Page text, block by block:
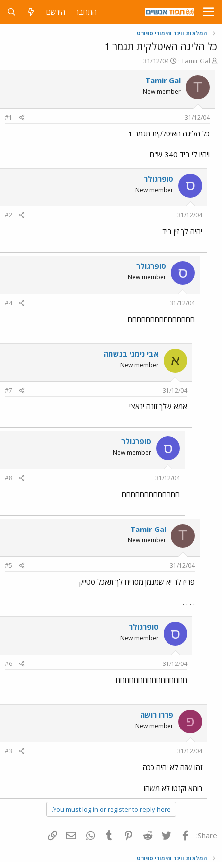
התחבר הירשם
המלצות ווינר והימורי ספורט
כל הליגה האיטלקית תגמר 1
פ
ו
ת
ח
ה
ש
א
Tamir Gal
פ
ו
ר
ם
ר
31/12/04
T
Tamir Gal
New member
31/12/04
#1
כל הליגה האיטלקית תגמר 1
ויהיו לי ביד 340 ש"ח
ס סופרגולר
New member
31/12/04
#2
יהיה לך זין ביד
ס סופרגולר
New member
31/12/04
#4
חחחחחחחחחחחחחחח
א אבי נימני בנשמה
New member
31/12/04
#7
אמא שלך זונה ינאצי
ס סופרגולר
New member
31/12/04
#8
חחחחחחחחחחחחח
T
Tamir Gal
New member
31/12/04
#5
פרידלר יא שמנמן מסריח לך תאכל סטייק
. . . .
ס סופרגולר
New member
31/12/04
#6
חחחחחחחחחחחחחחחח
פ פררו רושה
New member
31/12/04
#3
זהו שזה לא יהיה ככה
רומא וקנטו לא משהו
You must log in or register to reply here.
Share: פייסבוק Twitter
Reddit
Pinterest
Tumblr
WhatsAppדואר אלקטרוני
המלצות ווינר והימורי ספורט